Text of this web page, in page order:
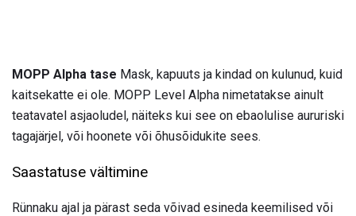
MOPP Alpha tase Mask, kapuuts ja kindad on kulunud, kuid
kaitsekatte ei ole. MOPP Level Alpha nimetatakse ainult
teatavatel asjaoludel, näiteks kui see on ebaolulise aururiski
tagajärjel, või hoonete või õhusõidukite sees.
Saastatuse vältimine
Rünnaku ajal ja pärast seda võivad esineda keemilised või